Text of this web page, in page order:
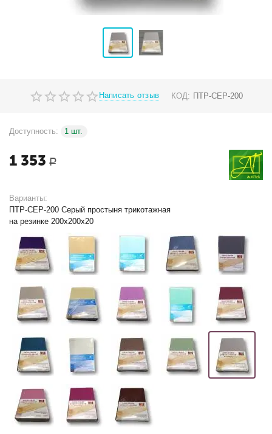
Написать отзыв КОД: ПТР-СЕР-200
Доступность: 1 шт.
1 353 Р
Варианты:
ПТР-СЕР-200 Серый простыня трикотажная
на резинке 200х200х20